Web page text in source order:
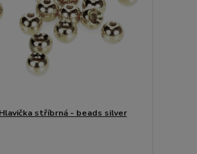
stříbrná - beads silver